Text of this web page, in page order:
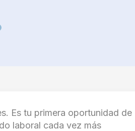
Es tu primera oportunidad de
laboral cada vez más